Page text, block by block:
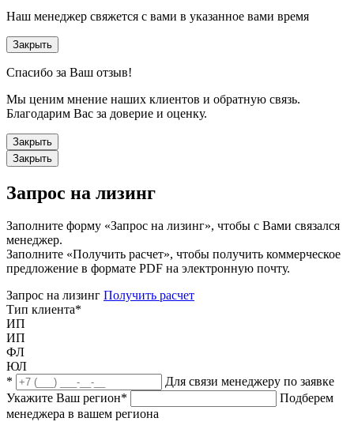
Наш менеджер свяжется с вами в указанное вами время
Закрыть
Спасибо за Ваш отзыв!
Мы ценим мнение наших клиентов и обратную связь.
Благодарим Вас за доверие и оценку.
Закрыть
Закрыть
Запрос на лизинг
Заполните форму «Запрос на лизинг», чтобы с Вами связался
менеджер.
Заполните «Получить расчет», чтобы получить коммерческое
предложение в формате PDF на электронную почту.
Запрос на лизинг Получить расчет
Тип клиента*
ИП
ИП
ФЛ
ЮЛ
*
Для связи менеджеру по заявке
Укажите Ваш регион*
Подберем
менеджера в вашем региона